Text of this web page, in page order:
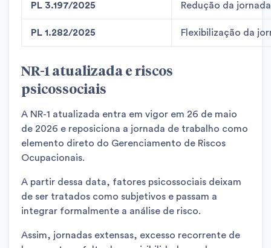
PL 3.197/2025 Redução da
PL 1.282/2025 Flexibilização da
NR-1 atualizada e riscos
psicossociais
A NR-1 atualizada entra em vigor em 26 de maio
de 2026 e reposiciona a jornada de trabalho como
elemento direto do Gerenciamento de Riscos
Ocupacionais.
A partir dessa data, fatores psicossociais deixam
de ser tratados como subjetivos e passam a
integrar formalmente a análise de risco.
Assim, jornadas extensas, excesso recorrente de